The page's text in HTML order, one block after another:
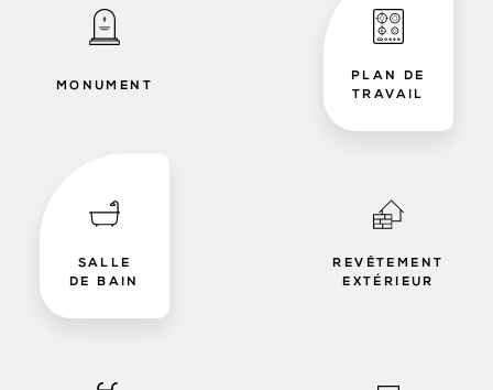
MONUMENT
PLAN DE
TRAVAIL
SALLE
DE BAIN
REVÊTEMENT
EXTÉRIEUR